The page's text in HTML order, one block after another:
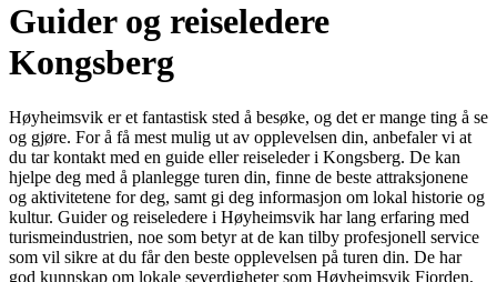
Guider og reiseledere
Kongsberg
Høyheimsvik er et fantastisk sted å besøke, og det er mange ting å se
og gjøre. For å få mest mulig ut av opplevelsen din, anbefaler vi at
du tar kontakt med en guide eller reiseleder i Kongsberg. De kan
hjelpe deg med å planlegge turen din, finne de beste attraksjonene
og aktivitetene for deg, samt gi deg informasjon om lokal historie og
kultur. Guider og reiseledere i Høyheimsvik har lang erfaring med
turismeindustrien, noe som betyr at de kan tilby profesjonell service
som vil sikre at du får den beste opplevelsen på turen din. De har
god kunnskap om lokale severdigheter som Høyheimsvik Fjorden,